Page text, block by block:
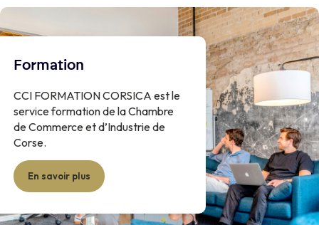
Formation
CCI FORMATION CORSICA est le
service formation de la Chambre
de Commerce et d’Industrie de
Corse.
En savoir plus